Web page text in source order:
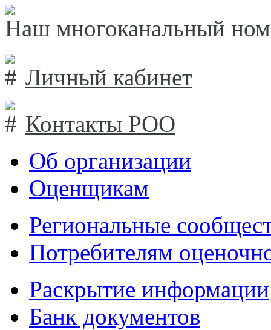
Наш многоканальный
Личный кабинет
Контакты РОО
Об организации
Оценщикам
Региональные
Потребителям
Раскрытие информации
Банк документов